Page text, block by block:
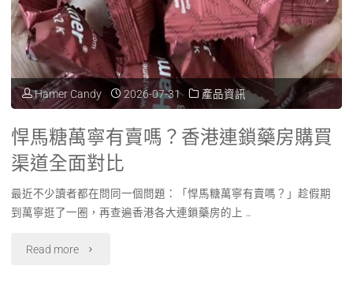
Hamer Candy 2026-07-31 產品資訊
悍馬糖萬寧有賣嗎？香港連鎖藥房購買
渠道全面對比
最近不少讀者都在問同一個問題：「悍馬糖萬寧有賣嗎？」趁假期
到萬寧逛了一圈，再查遍香港各大連鎖藥房的上 …
Read more "悍